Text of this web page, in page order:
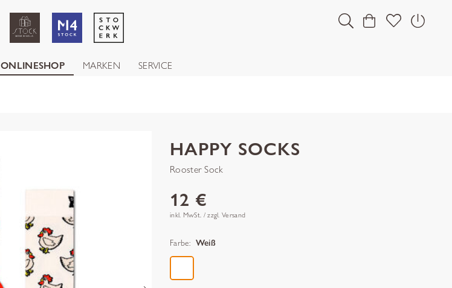
ONLINESHOP MARKEN SERVICE
HAPPY SOCKS
Rooster Sock
12 €
inkl. MwSt. / zzgl. Versand
Farbe: Weiß